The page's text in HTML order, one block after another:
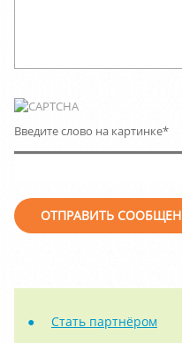
Введите слово на картинке*
Стать партнёром